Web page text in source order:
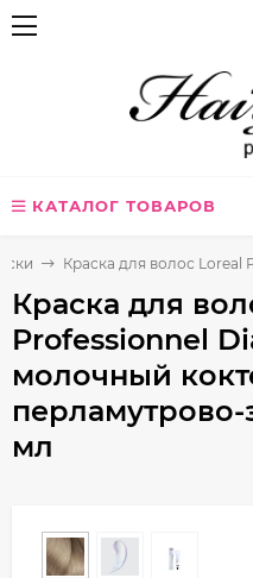
КАТАЛОГ ТОВАРОВ
Краска для волос Loreal
Краска для
Professionnel
молочный
мл